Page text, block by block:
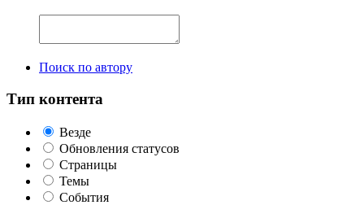
Поиск по автору
Тип контента
Везде
Обновления статусов
Страницы
Темы
События